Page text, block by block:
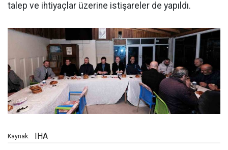
talep ve ihtiyaçlar üzerine istişareler de yapıldı.
Kaynak: IHA